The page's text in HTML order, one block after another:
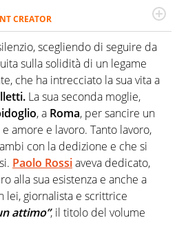
CREATOR
dal 2007, scrive per curiosità
soprattutto di calcio, di sport e dei
innocenti evasioni
di format. Un tempo ala
suo agio nel ruolo di libero. Cura
dei migliori 5 calciatori di sempre.
scegliendo di seguire da
sulla solidità di un legame
che ha intrecciato la sua vita a
La sua seconda moglie,
, a Roma, per sancire un
amore e lavoro. Tanto lavoro,
con la dedizione e che si
Paolo Rossiaveva dedicato,
alla sua esistenza e anche a
lei, giornalista e scrittrice
attimo”, il titolo del volume